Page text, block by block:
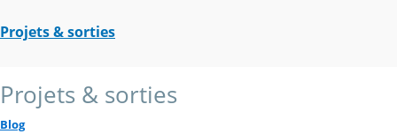
Projets & sorties
Projets & sorties
Blog